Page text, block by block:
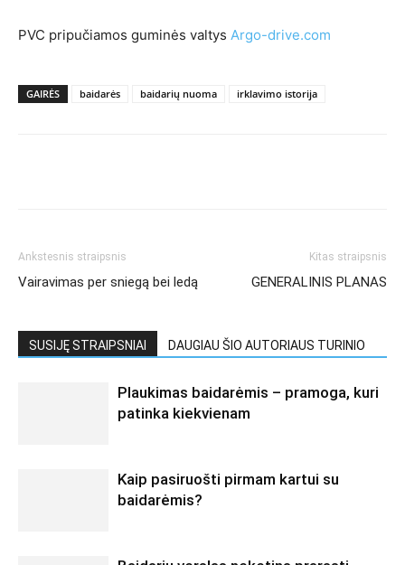
PVC pripučiamos guminės valtys Argo-drive.com
GAIRĖS baidarės baidarių nuoma irklavimo istorija
Ankstesnis straipsnis
Vairavimas per sniegą bei ledą
Kitas straipsnis
GENERALINIS PLANAS
SUSIJĘ STRAIPSNIAI DAUGIAU ŠIO AUTORIAUS TURINIO
Plaukimas baidarėmis – pramoga, kuri
patinka kiekvienam
Kaip pasiruošti pirmam kartui su
baidarėmis?